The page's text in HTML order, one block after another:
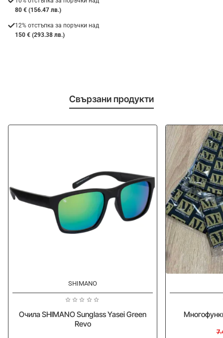
80 € (156.47 лв.)
12% отстъпка за поръчки над
150 € (293.38 лв.)
Свързани продукти
SHIMANO
Oчила SHIMANO Sunglass Yasei Green
Revo